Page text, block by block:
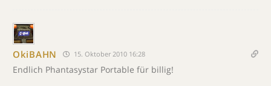
OkiBAHN 15. Oktober 2010 16:28
Endlich Phantasystar Portable für billig!